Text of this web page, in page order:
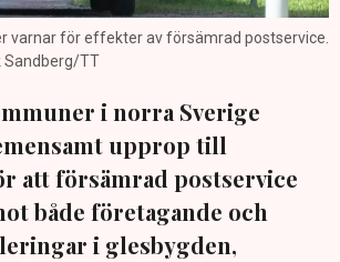
varnar för effekter av försämrad postservice.
Sandberg/TT
i norra Sverige
upprop till
att försämrad postservice
både företagande och
i glesbygden,